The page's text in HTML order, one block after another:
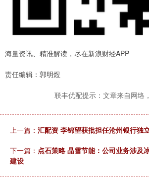
海量资讯、精准解读，尽在新浪财经APP
责任编辑：郭明煜
联丰优配提示：文章来自网络
上一篇： 汇配资 李锦望获批担任沧州银行独
下一篇： 点石策略 晶雪节能：公司业务涉及
建设